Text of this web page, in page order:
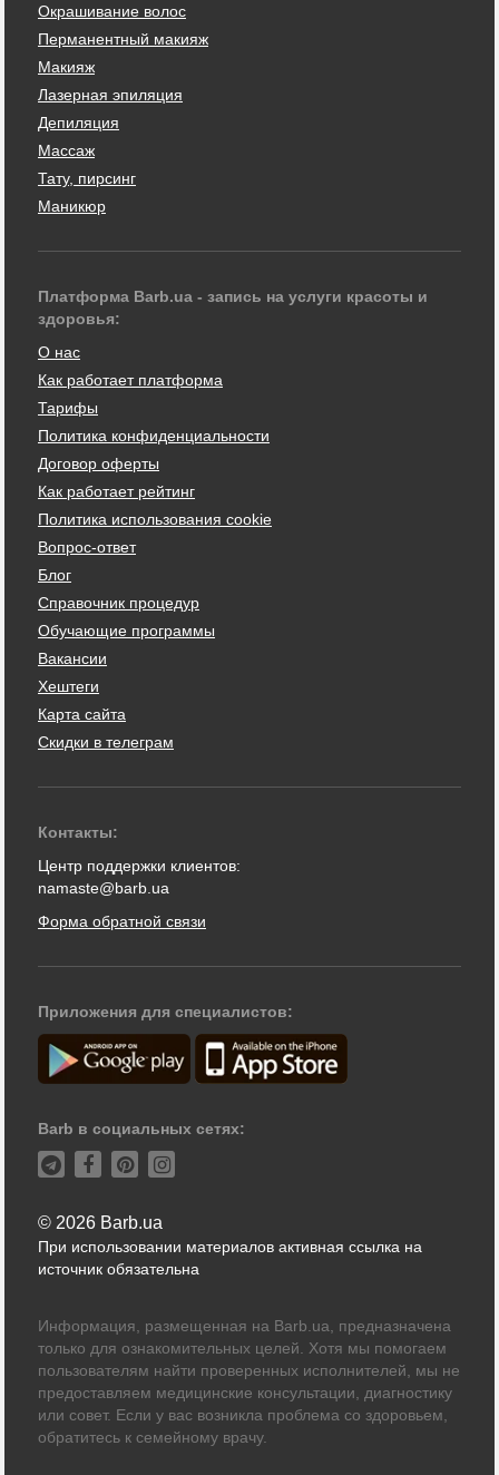
Окрашивание волос
Перманентный макияж
Макияж
Лазерная эпиляция
Депиляция
Массаж
Тату, пирсинг
Маникюр
Платформа Barb.ua - запись на услуги красоты и
здоровья:
О нас
Как работает платформа
Тарифы
Политика конфиденциальности
Договор оферты
Как работает рейтинг
Политика использования cookie
Вопрос-ответ
Блог
Справочник процедур
Обучающие программы
Вакансии
Хештеги
Карта сайта
Скидки в телеграм
Контакты:
Центр поддержки клиентов:
namaste@barb.ua
Форма обратной связи
Приложения для специалистов:
Barb в социальных сетях:
© 2026 Barb.ua
При использовании материалов активная ссылка на
источник обязательна
Информация, размещенная на Barb.ua, предназначена
только для ознакомительных целей. Хотя мы помогаем
пользователям найти проверенных исполнителей, мы не
предоставляем медицинские консультации, диагностику
или совет. Если у вас возникла проблема со здоровьем,
обратитесь к семейному врачу.